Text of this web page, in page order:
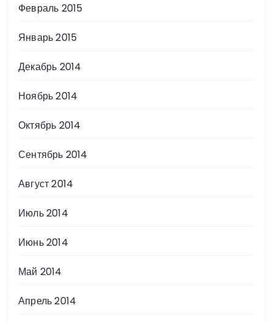
Февраль 2015
Январь 2015
Декабрь 2014
Ноябрь 2014
Октябрь 2014
Сентябрь 2014
Август 2014
Июль 2014
Июнь 2014
Май 2014
Апрель 2014